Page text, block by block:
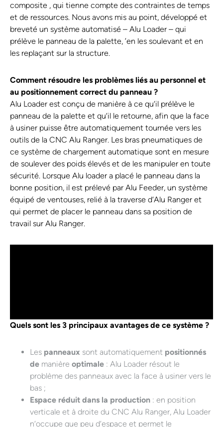
composite , qui tienne compte des contraintes de temps
et de ressources. Nous avons mis au point, développé et
breveté un système automatisé – Alu Loader – qui
prélève le panneau de la palette, ’en les soulevant et en
les replaçant sur la structure.
Comment résoudre les problèmes liés au personnel et
au positionnement correct du panneau ?
Alu Loader est conçu de manière à ce qu‘il prélève le
panneau de la palette et qu‘il le retourne, afin que la face
à usiner puisse être automatiquement tournée vers les
outils de la CNC Alu Ranger. Les bras pneumatiques de
ce système de chargement automatique sont en mesure
de soulever des poids élevés et de les manipuler en toute
sécurité. Lorsque Alu loader a placé le panneau dans la
bonne position, il est prélevé par Alu Feeder, un système
équipé de ventouses, relié à la traverse d‘Alu Ranger et
qui permet de placer le panneau dans sa position de
travail sur Alu Ranger.
Quels sont les 3 principaux avantages de ce système ?
Les panneaux sont automatiquement positionnés
de manière optimale : Alu Loader résout le
problème des panneaux avec la face à usiner vers le
bas ;
Espace réduit dans la production : en position
verticale et à droite du CNC Alu Ranger, Alu Loader
n‘occupe que peu d‘espace et permet le